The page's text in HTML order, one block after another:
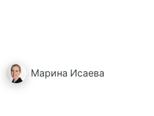
Марина Исаева